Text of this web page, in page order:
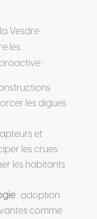
Vesdre
les
:
les digues
et
les crues.
les habitants
: adoption
comme